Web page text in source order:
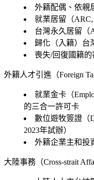
外籍配偶、依親
就業居留（ARC,
台灣永久居留（
歸化（入籍）台
喪失/回復國籍的
外籍人才引進（Foreign
就業金卡（
的三合一許可卡
數位遊牧簽證（
2023年試辦）
外籍企業主和投
大陸事務（Cross-strait